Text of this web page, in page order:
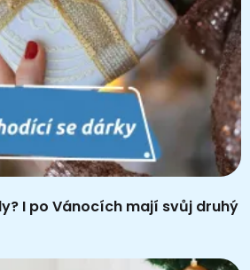
I po Vánocích mají svůj druhý